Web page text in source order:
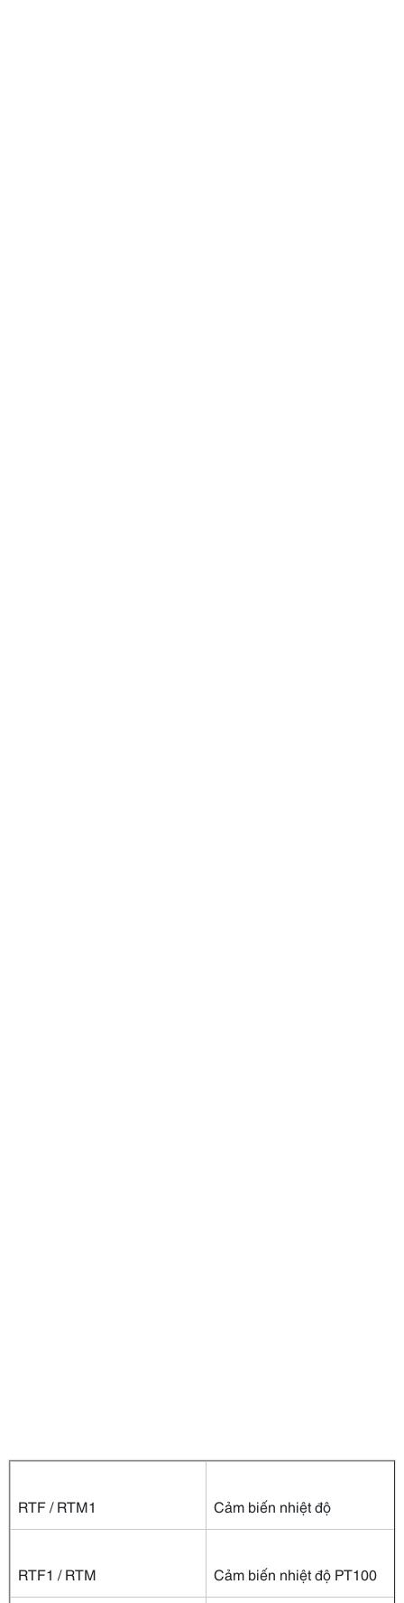
RTF / RTM1 Cảm biến nhiệt độ
RTF1 / RTM Cảm biến nhiệt độ PT100